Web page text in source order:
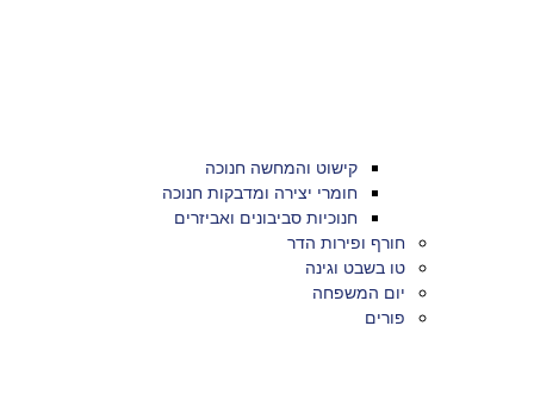
קישוט והמחשה חנוכה
חומרי יצירה ומדבקות חנוכה
חנוכיות סביבונים ואביזרים
חורף ופירות הדר
טו בשבט וגינה
יום המשפחה
פורים